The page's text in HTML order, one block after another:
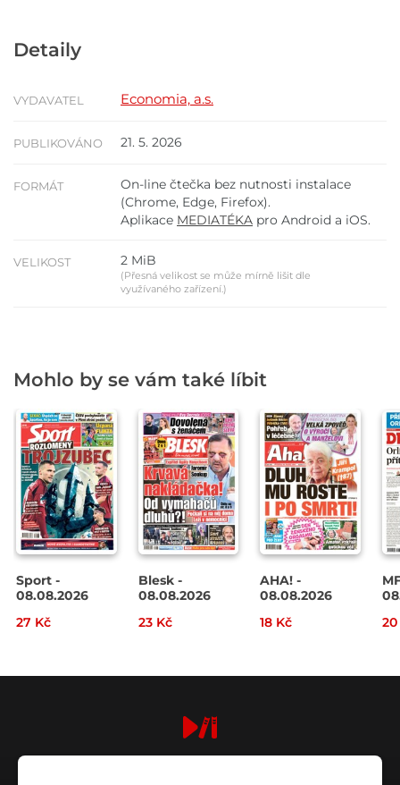
Detaily
VYDAVATEL Economia, a.s.
PUBLIKOVÁNO 21. 5. 2026
FORMÁT
On-line čtečka bez nutnosti instalace
(Chrome, Edge, Firefox).
Aplikace MEDIATÉKA pro Android a iOS.
VELIKOST 2 MiB
(Přesná velikost se může mírně lišit dle
využívaného zařízení.)
Mohlo by se vám také líbit
Sport -
08.08.2026
27 Kč
Blesk -
08.08.2026
23 Kč
AHA! -
08.08.2026
18 Kč
20